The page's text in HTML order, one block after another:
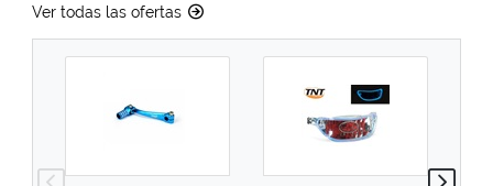
Ver todas las ofertas